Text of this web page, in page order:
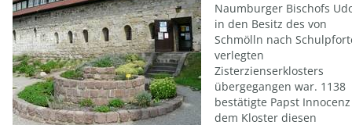
Naumburger Bischofs
in den Besitz des von
Schmölln nach
verlegten
Zisterzienserklosters
übergegangen war. 1138
bestätigte Papst
dem Kloster diesen